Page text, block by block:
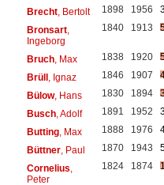
Brecht, Bertolt 1898 1956
Bronsart,
Ingeborg
1840 1913
Bruch, Max 1838 1920
Brüll, Ignaz 1846 1907
Bülow, Hans 1830 1894
Busch, Adolf 1891 1952
Butting, Max 1888 1976
Büttner, Paul 1870 1943
Cornelius
Peter
1824 1874